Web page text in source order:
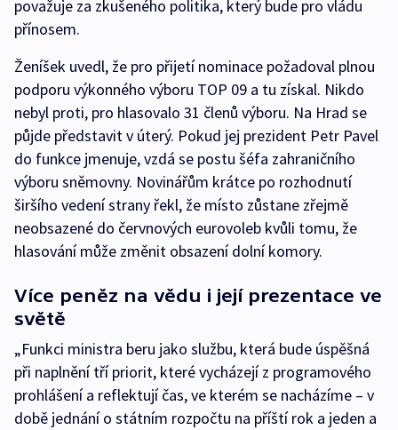
považuje za zkušeného politika, který bude pro vládu
přínosem.
Ženíšek uvedl, že pro přijetí nominace požadoval plnou
podporu výkonného výboru TOP 09 a tu získal. Nikdo
nebyl proti, pro hlasovalo 31 členů výboru. Na Hrad se
půjde představit v úterý. Pokud jej prezident Petr Pavel
do funkce jmenuje, vzdá se postu šéfa zahraničního
výboru sněmovny. Novinářům krátce po rozhodnutí
širšího vedení strany řekl, že místo zůstane zřejmě
neobsazené do červnových eurovoleb kvůli tomu, že
hlasování může změnit obsazení dolní komory.
Více peněz na vědu i její prezentace ve
světě
„Funkci ministra beru jako službu, která bude úspěšná
při naplnění tří priorit, které vycházejí z programového
prohlášení a reflektují čas, ve kterém se nacházíme – v
době jednání o státním rozpočtu na příští rok a jeden a